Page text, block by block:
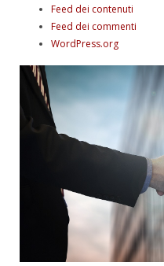
Feed dei contenuti
Feed dei commenti
WordPress.org